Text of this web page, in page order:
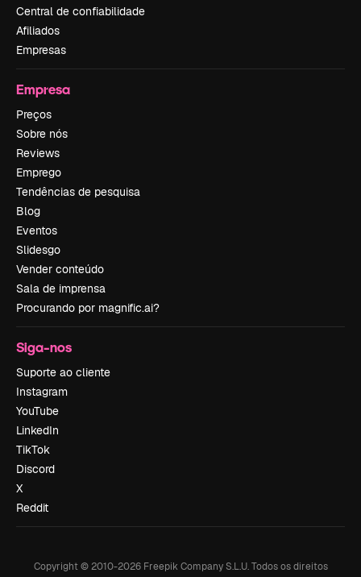
Central de confiabilidade
Afiliados
Empresas
Empresa
Preços
Sobre nós
Reviews
Emprego
Tendências de pesquisa
Blog
Eventos
Slidesgo
Vender conteúdo
Sala de imprensa
Procurando por magnific.ai?
Siga-nos
Suporte ao cliente
Instagram
YouTube
LinkedIn
TikTok
Discord
X
Reddit
Copyright © 2010-2026Freepik Company S.L.U. Todos os direitos